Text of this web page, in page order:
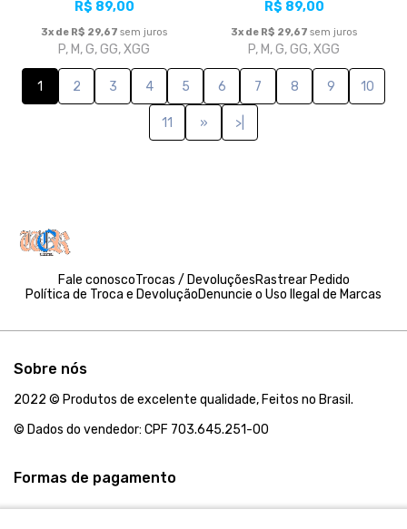
R$ 89,00
3x de R$ 29,67 sem juros
P, M, G, GG, XGG
R$ 89,00
3x de R$ 29,67 sem juros
P, M, G, GG, XGG
1 2 3 4 5 6 7 8 9 10
11 » >|
Fale conoscoTrocas / DevoluçõesRastrear Pedido
Política de Troca e DevoluçãoDenuncie o Uso Ilegal de Marcas
Sobre nós
2022 © Produtos de excelente qualidade, Feitos no Brasil.
© Dados do vendedor: CPF 703.645.251-00
Formas de pagamento